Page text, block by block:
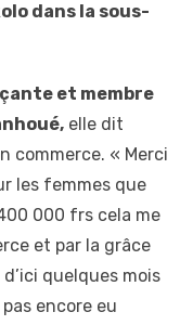
dans la sous-
et membre
elle dit
commerce. « Merci
les femmes que
000 frs cela me
et par la grâce
quelques mois
encore eu